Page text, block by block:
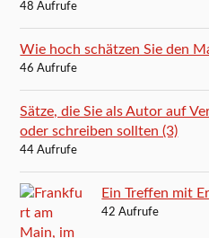
48 Aufrufe
Wie hoch schätzen Sie den
46 Aufrufe
Sätze, die Sie als Autor auf
oder schreiben sollten (3)
44 Aufrufe
Ein Treffen mit
42 Aufrufe